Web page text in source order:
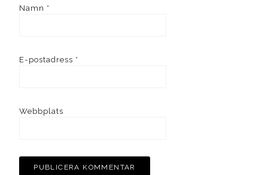
Namn *
E-postadress *
Webbplats